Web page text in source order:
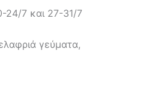
24/7 και 27-31/7
γεύματα,